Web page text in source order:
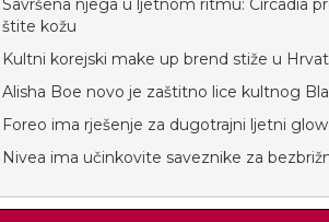
Savršena njega u ljetnom ritmu: Circadia
štite kožu
Kultni korejski make up brend stiže u
Alisha Boe novo je zaštitno lice kultnog
Foreo ima rješenje za dugotrajni ljetni glow
Nivea ima učinkovite saveznike za